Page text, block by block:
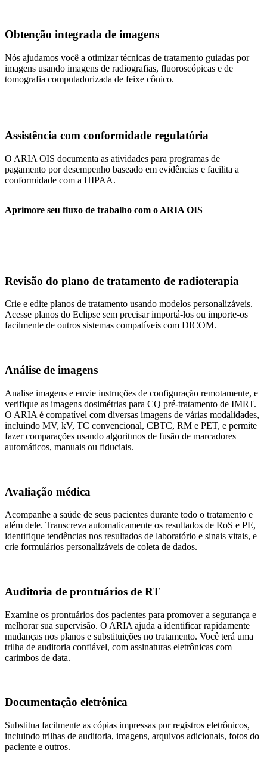
Obtenção integrada de imagens
Nós ajudamos você a otimizar técnicas de tratamento guiadas por
imagens usando imagens de radiografias, fluoroscópicas e de
tomografia computadorizada de feixe cônico.
Assistência com conformidade regulatória
O ARIA OIS documenta as atividades para programas de
pagamento por desempenho baseado em evidências e facilita a
conformidade com a HIPAA.
Aprimore seu fluxo de trabalho com o ARIA OIS
Revisão do plano de tratamento de radioterapia
Crie e edite planos de tratamento usando modelos personalizáveis.
Acesse planos do Eclipse sem precisar importá-los ou importe-os
facilmente de outros sistemas compatíveis com DICOM.
Análise de imagens
Analise imagens e envie instruções de configuração remotamente, e
verifique as imagens dosimétrias para CQ pré-tratamento de IMRT.
O ARIA é compatível com diversas imagens de várias modalidades,
incluindo MV, kV, TC convencional, CBTC, RM e PET, e permite
fazer comparações usando algoritmos de fusão de marcadores
automáticos, manuais ou fiduciais.
Avaliação médica
Acompanhe a saúde de seus pacientes durante todo o tratamento e
além dele. Transcreva automaticamente os resultados de RoS e PE,
identifique tendências nos resultados de laboratório e sinais vitais, e
crie formulários personalizáveis de coleta de dados.
Auditoria de prontuários de RT
Examine os prontuários dos pacientes para promover a segurança e
melhorar sua supervisão. O ARIA ajuda a identificar rapidamente
mudanças nos planos e substituições no tratamento. Você terá uma
trilha de auditoria confiável, com assinaturas eletrônicas com
carimbos de data.
Documentação eletrônica
Substitua facilmente as cópias impressas por registros eletrônicos,
incluindo trilhas de auditoria, imagens, arquivos adicionais, fotos do
paciente e outros.